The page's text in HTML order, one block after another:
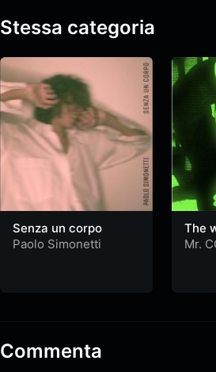
Stessa categoria
Senza un corpo
Paolo Simonetti
The
Mr.
Commenta